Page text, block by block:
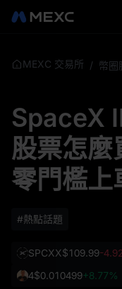
MEXC 交易所 / 幣圈
SpaceX
股票怎
零門檻上
#熱點話題
SPCXX$109.99-
4$0.010499+8.77%